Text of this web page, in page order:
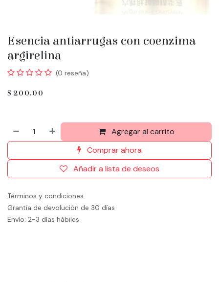
Esencia antiarrugas con coenzima
argirelina
(0 reseña)
$ 200.00
Agregar al carrito
Comprar ahora
Añadir a lista de deseos
Términos y condiciones
Grantía de devolución de 30 días
Envío: 2-3 días hábiles